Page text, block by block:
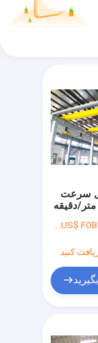
سرعت
بالابر صنعتی 5 متر/دقیقه
4350US$
کنید